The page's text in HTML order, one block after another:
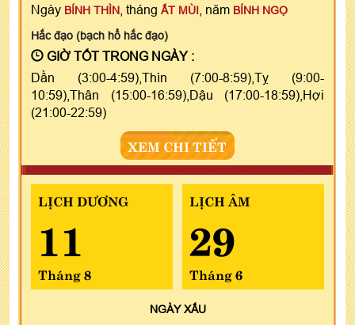
Ngày BÍNH THÌN , tháng ẤT MÙI , năm BÍNH NGỌ
Hắc đạo (bạch hổ hắc đạo)
GIỜ TỐT TRONG NGÀY :
Dần (3:00-4:59),Thìn (7:00-8:59),Tỵ (9:00-
10:59),Thân (15:00-16:59),Dậu (17:00-18:59),Hợi
(21:00-22:59)
XEM CHI TIẾT
LỊCH DƯƠNG
11
Tháng 8
LỊCH ÂM
29
Tháng 6
NGÀYXẤU